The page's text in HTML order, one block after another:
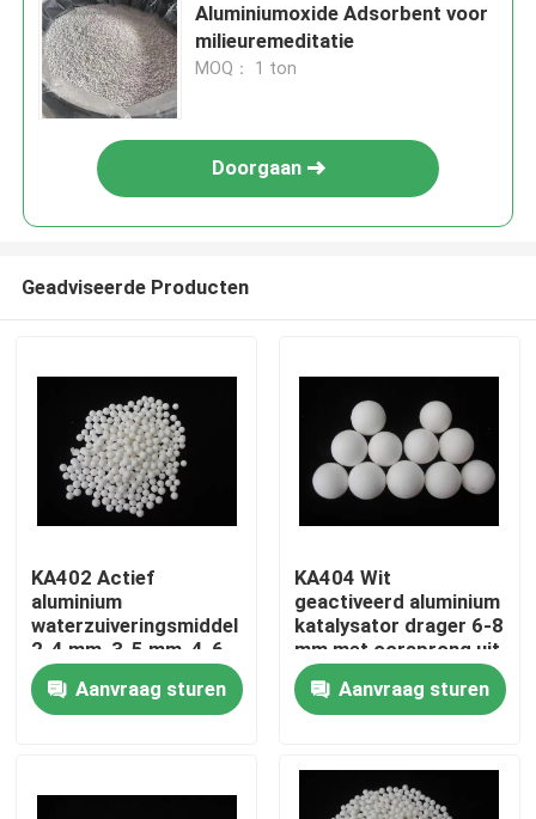
Thuis
Aluminiumoxide Adsorbent voor
milieuremeditatie
MOQ： 1 ton
Doorgaan
Geadviseerde Producten
KA402 Actief
aluminium
waterzuiveringsmiddel
2-4 mm, 3-5 mm, 4-6
mm
Aanvraag sturen
KA404 Wit
geactiveerd aluminium
katalysator drager 6-8
mm met oorsprong uit
China
Aanvraag sturen